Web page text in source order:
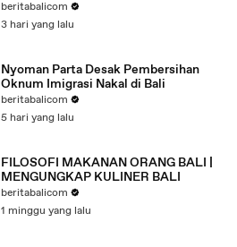
AWAL IMIGRASI
beritabalicom
3 hari yang lalu
Nyoman Parta Desak Pembersihan
Oknum Imigrasi Nakal di Bali
beritabalicom
5 hari yang lalu
FILOSOFI MAKANAN ORANG BALI |
MENGUNGKAP KULINER BALI
beritabalicom
1 minggu yang lalu